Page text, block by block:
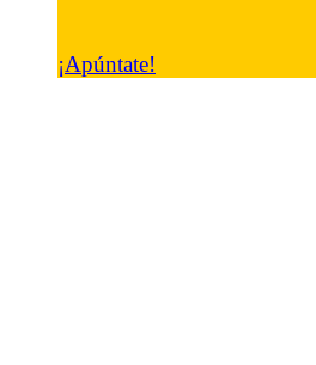
¡Apúntate!